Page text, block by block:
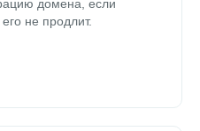
домена, если
не продлит.